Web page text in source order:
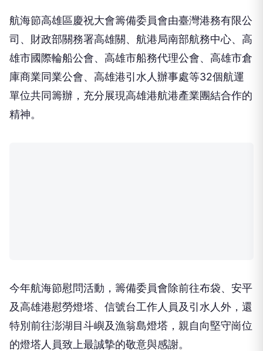
航海節高雄區慶祝大會籌備委員會由臺灣港務有限公
司、財政部關務署高雄關、航港局南部航務中心、高
雄市國際輪船公會、高雄市船務代理公會、高雄市倉
庫商業同業公會、高雄港引水人辦事處等32個航運
單位共同籌辦，充分展現高雄港航港產業團結合作的
精神。
今年航海節慰問活動，籌備委員會除前往布袋、安平
及高雄港慰勞燈塔、信號台工作人員及引水人外，還
特別前往澎湖目斗嶼及漁翁島燈塔，親自向堅守崗位
的燈塔人員致上最誠摯的敬意與感謝。